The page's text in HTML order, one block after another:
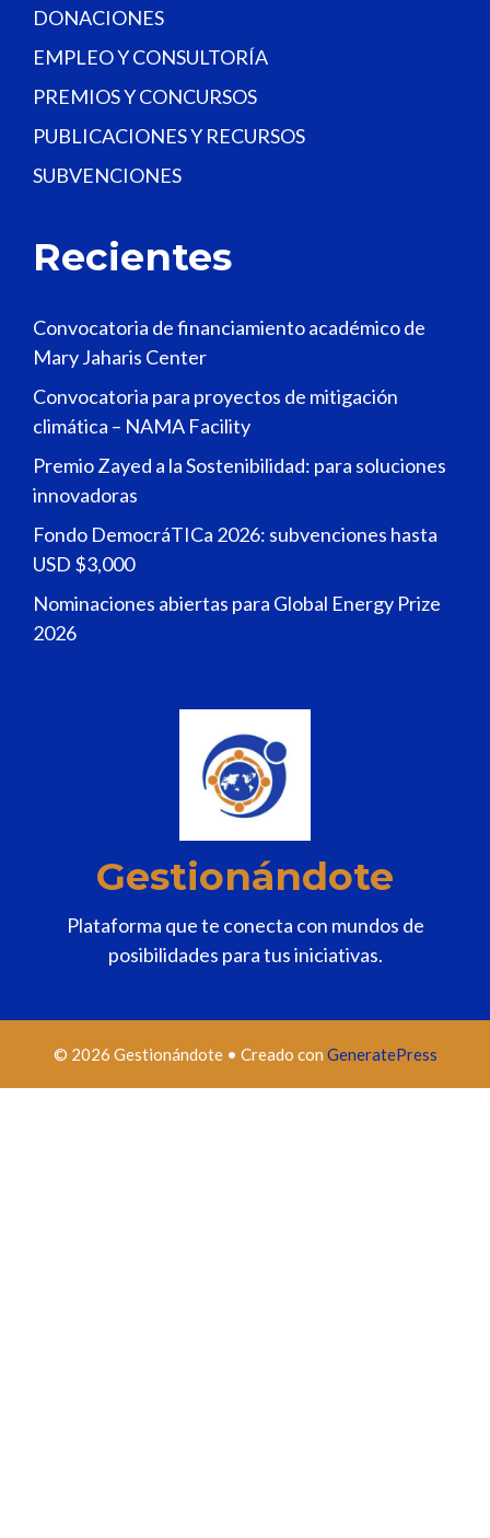
DONACIONES
EMPLEO Y CONSULTORÍA
PREMIOS Y CONCURSOS
PUBLICACIONES Y RECURSOS
SUBVENCIONES
Recientes
Convocatoria de financiamiento académico de
Mary Jaharis Center
Convocatoria para proyectos de mitigación
climática – NAMA Facility
Premio Zayed a la Sostenibilidad: para soluciones
innovadoras
Fondo DemocráTICa 2026: subvenciones hasta
USD $3,000
Nominaciones abiertas para Global Energy Prize
2026
Gestionándote
Plataforma que te conecta con mundos de
posibilidades para tus iniciativas.
© 2026 Gestionándote• Creado con GeneratePress